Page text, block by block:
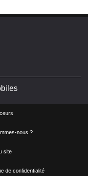
nous ?
site
de confidentialité